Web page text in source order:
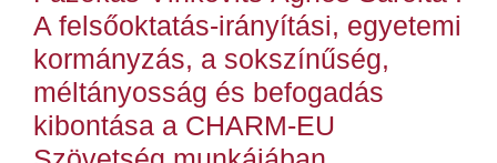
A felsőoktatás-irányítási, egyetemi
kormányzás, a sokszínűség,
méltányosság és befogadás
kibontása a CHARM-EU